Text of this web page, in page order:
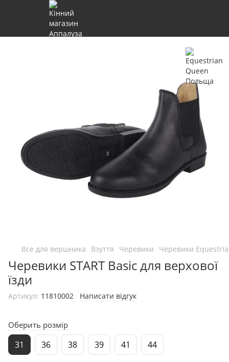
Все для вершника Взуття Черевики Черевики
Черевики START Basic для верхової
їзди
Артикул: 11810002 Написати відгук
Оберить розмір
31 36 38 39 41 44